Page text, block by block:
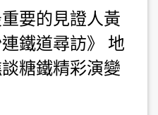
要的見證人黃
鐵道尋訪》 地
糖鐵精彩演變